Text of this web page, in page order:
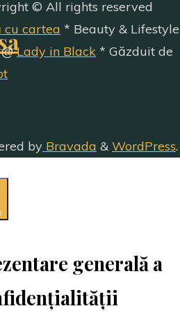
© All rights reserved
cu cartea * Beauty & Lifestyle
Lady in Black * Găzduit de
by Bravada & WordPress.
generală a